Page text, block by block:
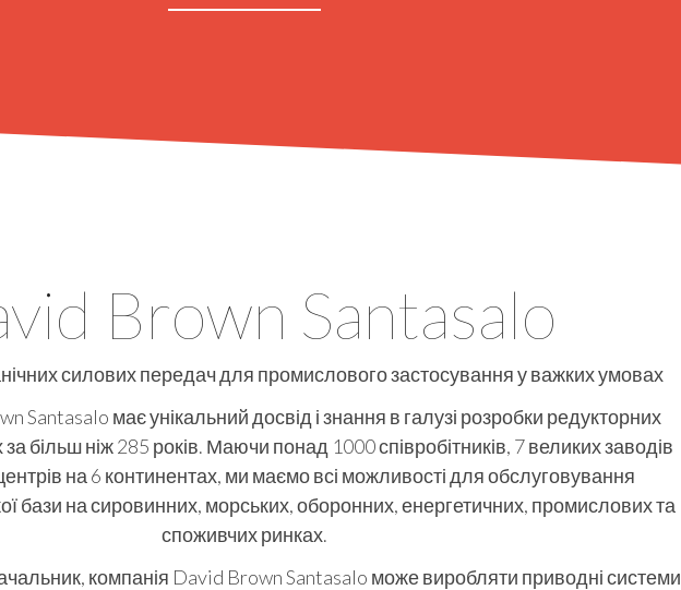
Brown Santasalo
силових передач для промислового застосування у важких умовах
Santasalo має унікальний досвід і знання в галузі розробки редукторних
більш ніж 285 років. Маючи понад 1000 співробітників, 7 великих заводів
на 6 континентах, ми маємо всі можливості для обслуговування
бази на сировинних, морських, оборонних, енергетичних, промислових та
споживчих ринках.
компанія David Brown Santasalo може виробляти приводні системи